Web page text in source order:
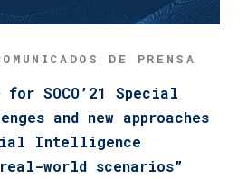
DE PRENSA
SOCO’21 Special
and new approaches
Intelligence
world scenarios”